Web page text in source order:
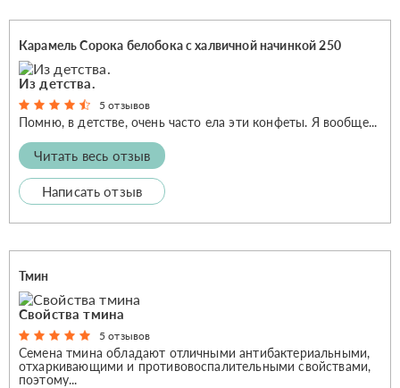
Карамель Сорока белобока с халвичной начинкой 250
Из детства.
5 отзывов
Помню, в детстве, очень часто ела эти конфеты. Я вообще...
Читать весь отзыв
Написать отзыв
Тмин
Свойства тмина
5 отзывов
Семена тмина обладают отличными антибактериальными,
отхаркивающими и противовоспалительными свойствами,
поэтому...